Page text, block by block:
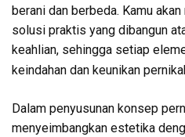
berani dan berbeda. Kamu
solusi praktis yang dibangun
keahlian, sehingga setiap
keindahan dan keunikan
Dalam penyusunan konsep
menyeimbangkan estetika